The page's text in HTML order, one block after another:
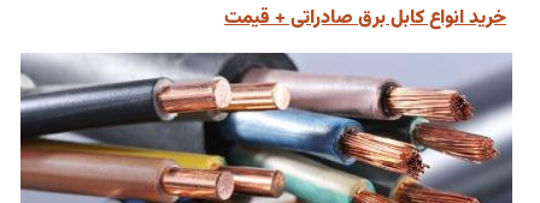
خرید انواع کابل برق صادراتی + قیمت